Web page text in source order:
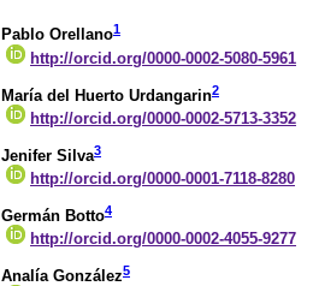
Pablo Orellano1
http://orcid.org/0000-0002-5080-5961
María del Huerto Urdangarin2
http://orcid.org/0000-0002-5713-3352
Jenifer Silva3
http://orcid.org/0000-0001-7118-8280
Germán Botto4
http://orcid.org/0000-0002-4055-9277
Analía González5